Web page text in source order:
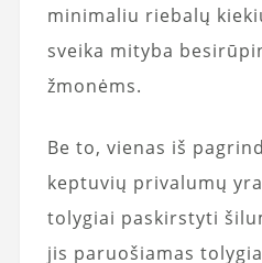
minimaliu riebalų
sveika mityba
žmonėms.
Be to, vienas iš
keptuvių privalumų
tolygiai paskirstyti
jis paruošiamas